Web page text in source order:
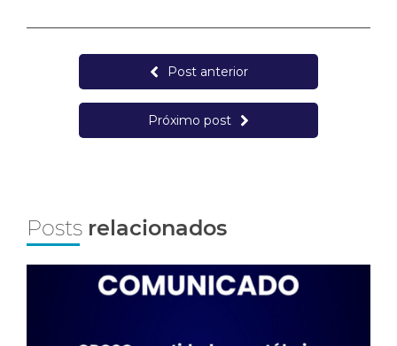
Post anterior
Próximo post
Posts relacionados